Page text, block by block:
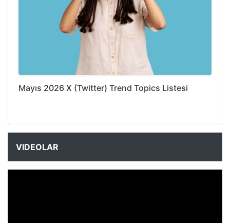
Mayıs 2026 X (Twitter) Trend Topics Listesi
VIDEOLAR